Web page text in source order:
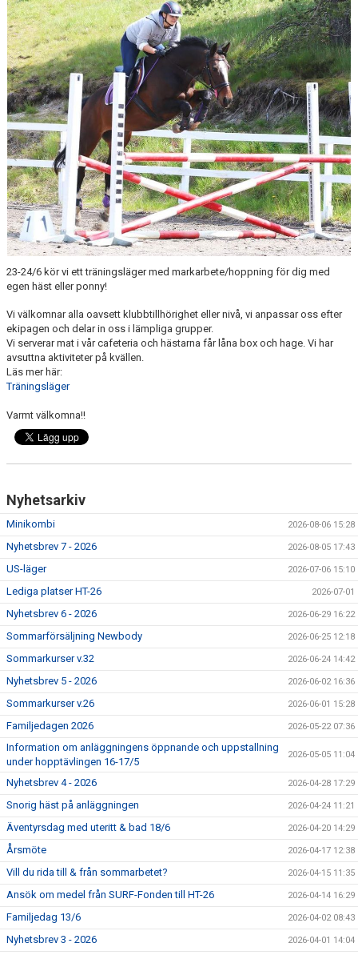
RIDHUSBOKNINGAR
IDEELLT ARBETE
PROVISIONSFÖRSÄLJNING
FRAMSTEG
BOTNIA HÄSTKLINIK
SURF-FONDEN
SURF-HÄNG
TORSDAGSDRESSYREN
BOKNINGAR
23-24/6 kör vi ett träningsläger med markarbete/hoppning för dig med
egen häst eller ponny!
Vi välkomnar alla oavsett klubbtillhörighet eller nivå, vi anpassar oss efter
ekipagen och delar in oss i lämpliga grupper.
Vi serverar mat i vår cafeteria och hästarna får låna box och hage. Vi har
avsuttna aktiviteter på kvällen.
Läs mer här:
Träningsläger
Varmt välkomna!!
Nyhetsarkiv
Minikombi 2026-08-06 15:28
Nyhetsbrev 7 - 2026 2026-08-05 17:43
US-läger 2026-07-06 15:10
Lediga platser HT-26 2026-07-01
Nyhetsbrev 6 - 2026 2026-06-29 16:22
Sommarförsäljning Newbody 2026-06-25 12:18
Sommarkurser v.32 2026-06-24 14:42
Nyhetsbrev 5 - 2026 2026-06-02 16:36
Sommarkurser v.26 2026-06-01 15:28
Familjedagen 2026 2026-05-22 07:36
Information om anläggningens öppnande och uppstallning
under hopptävlingen 16-17/5
2026-05-05 11:04
Nyhetsbrev 4 - 2026 2026-04-28 17:29
Snorig häst på anläggningen 2026-04-24 11:21
Äventyrsdag med uteritt & bad 18/6 2026-04-20 14:29
Årsmöte 2026-04-17 12:38
Vill du rida till & från sommarbetet? 2026-04-15 11:35
Ansök om medel från SURF-Fonden till HT-26 2026-04-14 16:29
Familjedag 13/6 2026-04-02 08:43
Nyhetsbrev 3 - 2026 2026-04-01 14:04